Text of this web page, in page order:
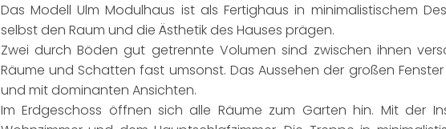
Das Modell Ulm Modulhaus ist als Fertighaus in minimalistischem
selbst den Raum und die Ästhetik des Hauses prägen.
Zwei durch Böden gut getrennte Volumen sind zwischen ihnen
Räume und Schatten fast umsonst. Das Aussehen der großen
und mit dominanten Ansichten.
Im Erdgeschoss öffnen sich alle Räume zum Garten hin. Mit der